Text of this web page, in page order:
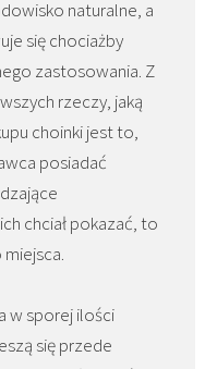
naturalne, a
się chociażby
zastosowania. Z
rzeczy, jaką
choinki jest to,
posiadać
chciał pokazać, to
w sporej ilości
się przede